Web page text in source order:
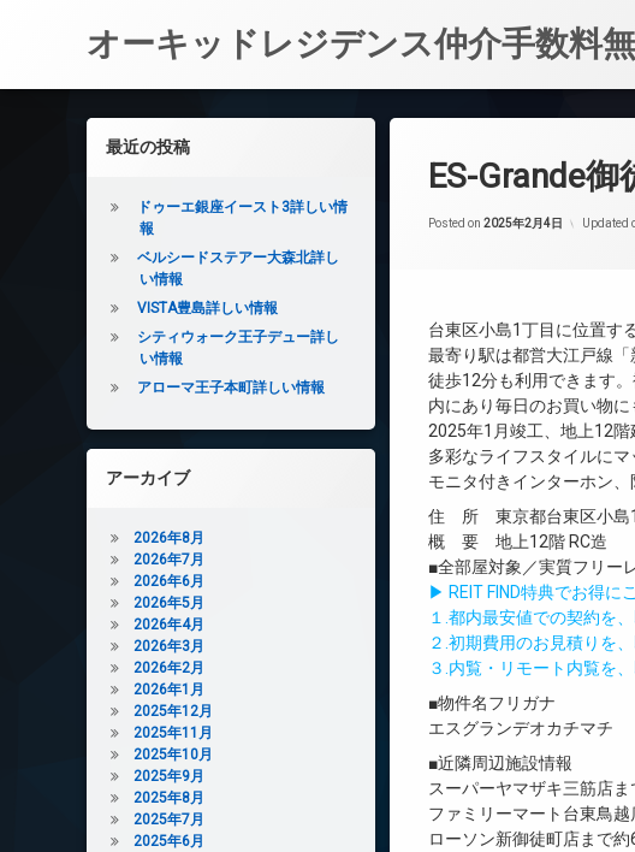
オーキッドレジデンス仲介手数料
ES-Grande
Posted on 2025年2月4日 Updated
台東区小島1丁目に位置す
最寄り駅は都営大江戸線
徒歩12分も利用できます
内にあり毎日のお買い物に
2025年1月竣工、地上12
多彩なライフスタイルに
モニタ付きインターホン
住 所 東京都台東区小島
概 要 地上12階 RC造
■全部屋対象／実質フリー
▶ REIT FIND特典でお得に
１.都内最安値での契約を
２.初期費用のお見積りを
３.内覧・リモート内覧を
■物件名フリガナ
エスグランデオカチマチ
■近隣周辺施設情報
スーパーヤマザキ三筋店
ファミリーマート台東鳥
ローソン新御徒町店まで
左サイドバー
最近の投稿
ドゥーエ銀座イースト3詳しい情
報
ベルシードステアー大森北詳し
い情報
VISTA豊島詳しい情報
シティウォーク王子デュー詳し
い情報
アローマ王子本町詳しい情報
アーカイブ
2026年8月
2026年7月
2026年6月
2026年5月
2026年4月
2026年3月
2026年2月
2026年1月
2025年12月
2025年11月
2025年10月
2025年9月
2025年8月
2025年7月
2025年6月